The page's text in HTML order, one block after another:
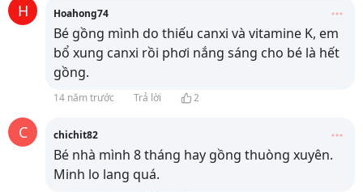
H Hoahong74
Bé gồng mình do thiếu canxi và vitamine K, em
bổ xung canxi rồi phơi nắng sáng cho bé là hết
gồng.
14 năm trước Trả lời 2
C chichit82
Bé nhà mình 8 tháng hay gồng thuòng xuyên.
Minh lo lang quá.